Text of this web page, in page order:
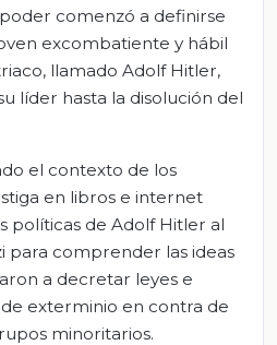
comenzó a definirse
excombatiente y hábil
llamado Adolf Hitler,
líder hasta la disolución del
el contexto de los
en libros e internet
políticas de Adolf Hitler al
para comprender las ideas
a decretar leyes e
exterminio en contra de
minoritarios.